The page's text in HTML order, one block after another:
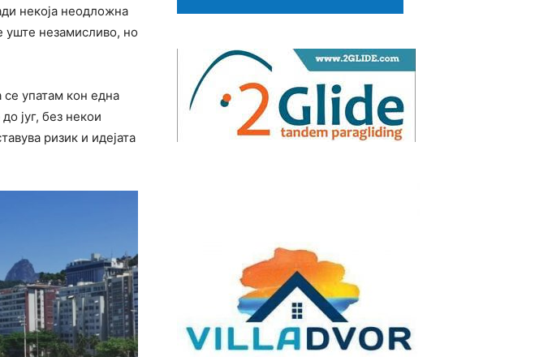
некоја неодложна
уште незамисливо, но
се упатам кон една
југ, без некои
ризик и идејата